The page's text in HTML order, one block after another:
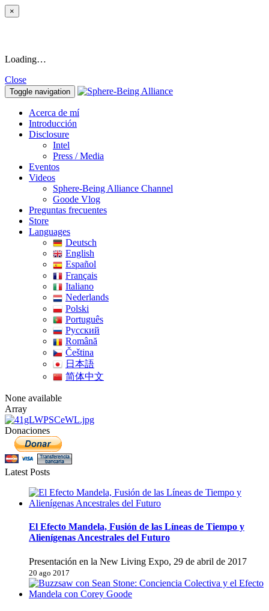
×
Loading…
Close
Toggle navigation
Acerca de mí
Introducción
Disclosure
Intel
Press / Media
Eventos
Videos
Sphere-Being Alliance Channel
Goode Vlog
Preguntas frecuentes
Store
Languages
Deutsch
English
Español
Français
Italiano
Nederlands
Polski
Português
Pусский
Română
Čeština
日本語
简体中文
None available
Array
Donaciones
Latest Posts
El Efecto Mandela, Fusión de las Líneas de Tiempo y
Alienígenas Ancestrales del Futuro
Presentación en la New Living Expo, 29 de abril de 2017
20 ago 2017